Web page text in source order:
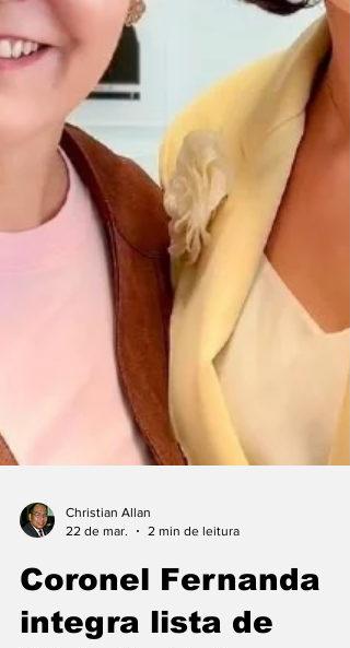
Christian Allan
22 de mar.
2 min de leitura